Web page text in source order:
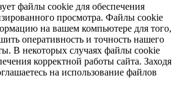
файлы cookie для обеспечения
просмотра. Файлы cookie
на вашем компьютере для того,
оперативность и точность нашего
В некоторых случаях файлы cookie
корректной работы сайта. Заходя
на использование файлов